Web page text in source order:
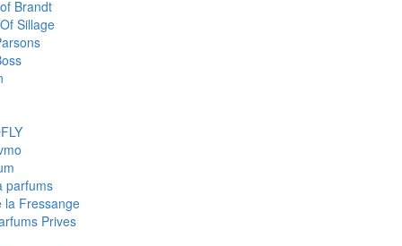
Brandt
Sillage
parfums
la Fressange
Prives